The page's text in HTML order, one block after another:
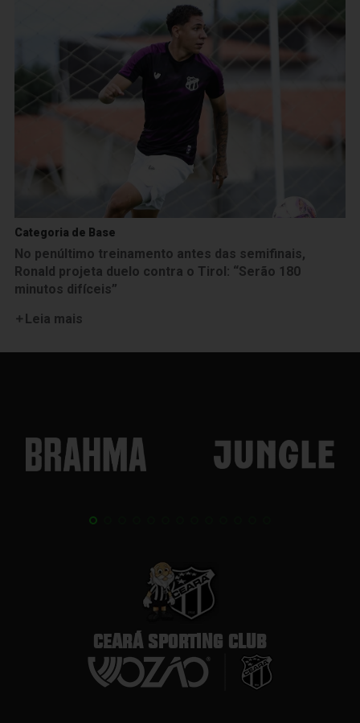
Categoria de Base
No penúltimo treinamento antes das semifinais,
Ronald projeta duelo contra o Tirol: “Serão 180
minutos difíceis”
Leia mais
CEARÁ SPORTING CLUB